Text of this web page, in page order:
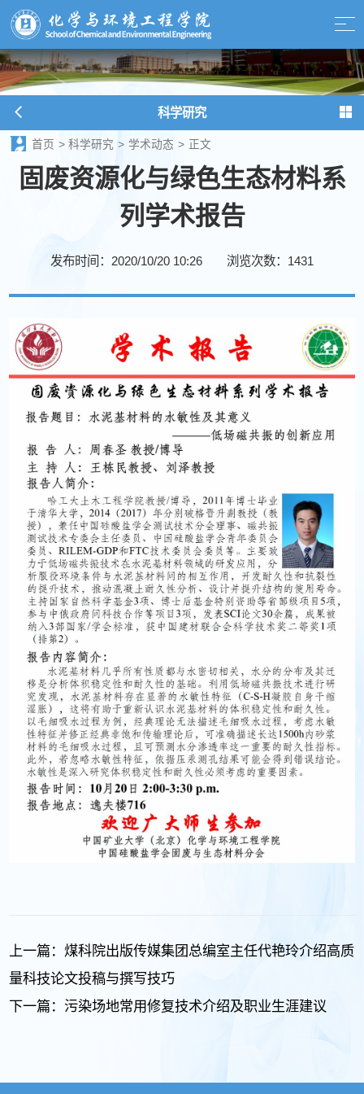
科学研究
首页 > 科学研究 > 学术动态 > 正文
固废资源化与绿色生态材料系
列学术报告
发布时间：2020/10/20 10:26 浏览次数： 1431
上一篇：煤科院出版传媒集团总编室主任代艳玲介绍高质
量科技论文投稿与撰写技巧
下一篇： 污染场地常用修复技术介绍及职业生涯建议